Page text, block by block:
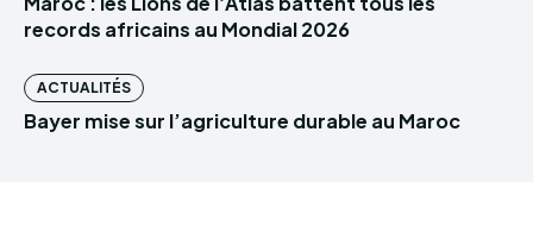
records africains au Mondial 2026
ACTUALITÉS
Bayer mise sur l’agriculture durable au Maroc